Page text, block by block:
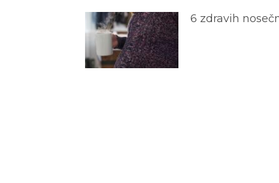
6 zdravih